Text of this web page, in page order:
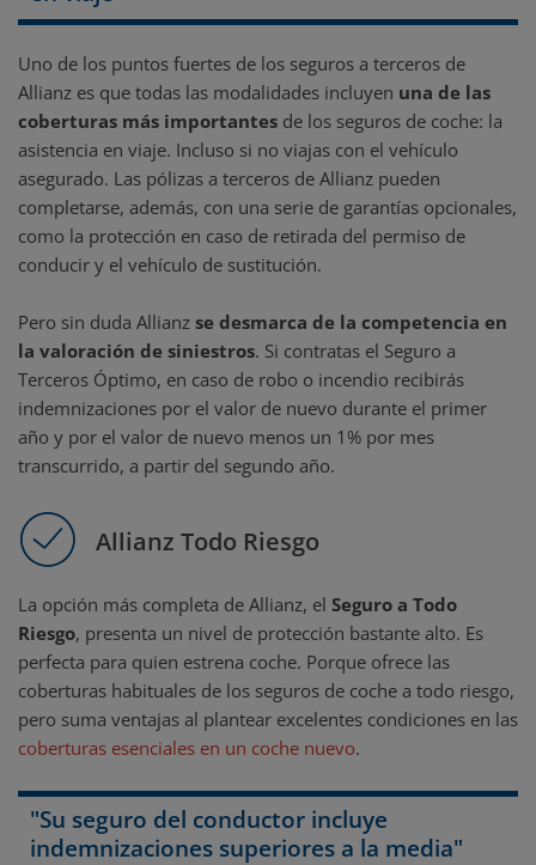
Uno de los puntos fuertes de los seguros a terceros de
Allianz es que todas las modalidades incluyen una de las
coberturas más importantes de los seguros de coche: la
asistencia en viaje. Incluso si no viajas con el vehículo
asegurado. Las pólizas a terceros de Allianz pueden
completarse, además, con una serie de garantías opcionales,
como la protección en caso de retirada del permiso de
conducir y el vehículo de sustitución.
Pero sin duda Allianz se desmarca de la competencia en
la valoración de siniestros. Si contratas el Seguro a
Terceros Óptimo, en caso de robo o incendio recibirás
indemnizaciones por el valor de nuevo durante el primer
año y por el valor de nuevo menos un 1% por mes
transcurrido, a partir del segundo año.
Allianz Todo Riesgo
La opción más completa de Allianz, el Seguro a Todo
Riesgo, presenta un nivel de protección bastante alto. Es
perfecta para quien estrena coche. Porque ofrece las
coberturas habituales de los seguros de coche a todo riesgo,
pero suma ventajas al plantear excelentes condiciones en las
coberturas esenciales en un coche nuevo.
"Su seguro del conductor incluye
indemnizaciones superiores a la media"